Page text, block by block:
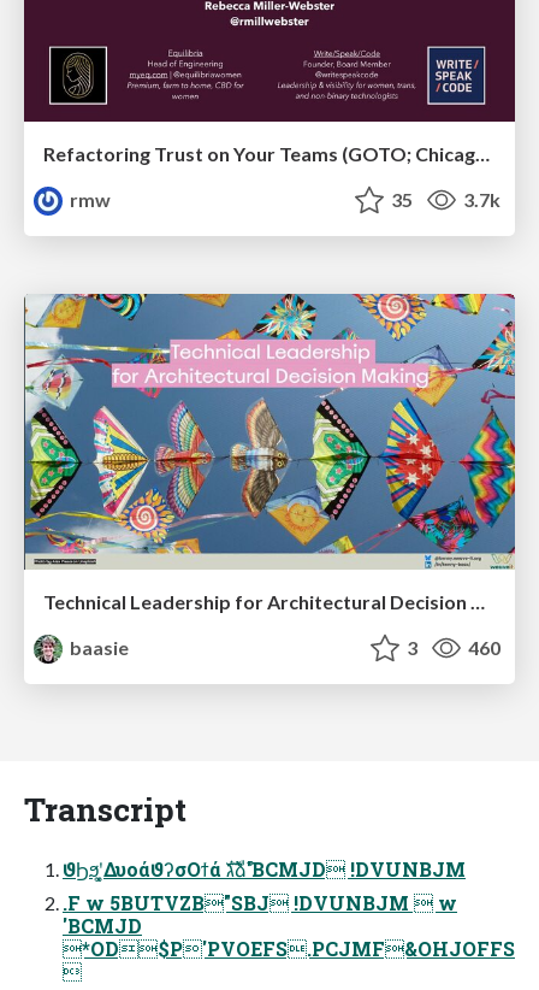
rmw
35 3.7k
Technical Leadership for Architectural Decision Making
baasie
3 460
Transcript
ϑϦϧʹ͓͚ΔυοάϑʔσΟϯά גࣜձࣾ'BCMJD !DVUNBJM
.F w 5BUTVZB"SBJ !DVUNBJM  w
'BCMJD
*OD$P'PVOEFS.PCJMF&OHJOFFS
